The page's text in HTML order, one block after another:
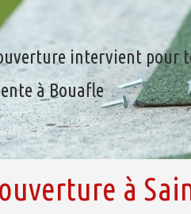
intervient pour
à Bouafle
à